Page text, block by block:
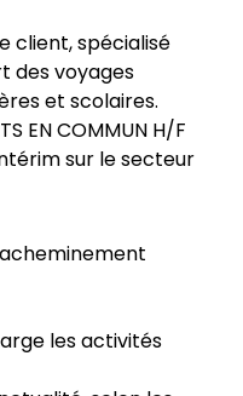
client, spécialisé
des voyages
et scolaires.
EN COMMUN H/F
sur le secteur
les activités